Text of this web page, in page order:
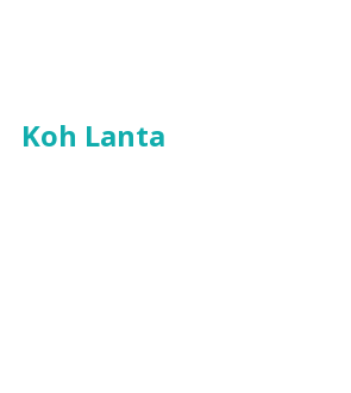
Koh Lanta